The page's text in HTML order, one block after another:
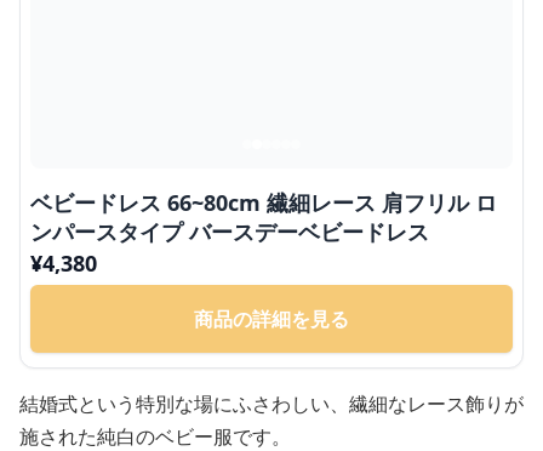
ベビードレス 66~80cm 繊細レース 肩フリル ロ
ンパースタイプ バースデーベビードレス
¥4,380
商品の詳細を見る
結婚式という特別な場にふさわしい、繊細なレース飾りが
施された純白のベビー服です。